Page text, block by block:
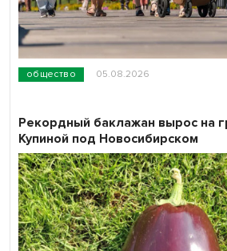
общество 05.08.2026
Рекордный баклажан вырос на
Купиной под Новосибирском